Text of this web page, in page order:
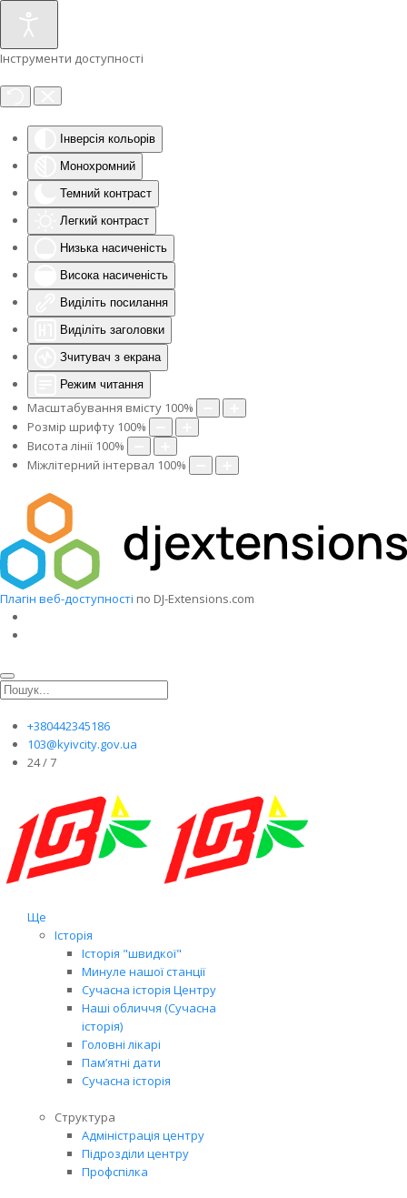
Інструменти доступності
Інверсія кольорів
Монохромний
Темний контраст
Легкий контраст
Низька насиченість
Висока насиченість
Виділіть посилання
Виділіть заголовки
Зчитувач з екрана
Режим читання
Масштабування вмісту 100%
Розмір шрифту 100%
Висота лінії 100%
Міжлітерний інтервал 100%
Плагін веб-доступності по DJ-Extensions.com
+380442345186
103@kyivcity.gov.ua
24 / 7
Ще
Історія
Історія "швидкої"
Минуле нашої станції
Сучасна історія Центру
Наші обличчя (Сучасна
історія)
Головні лікарі
Пам’ятні дати
Сучасна історія
Структура
Адміністрація центру
Підрозділи центру
Профспілка